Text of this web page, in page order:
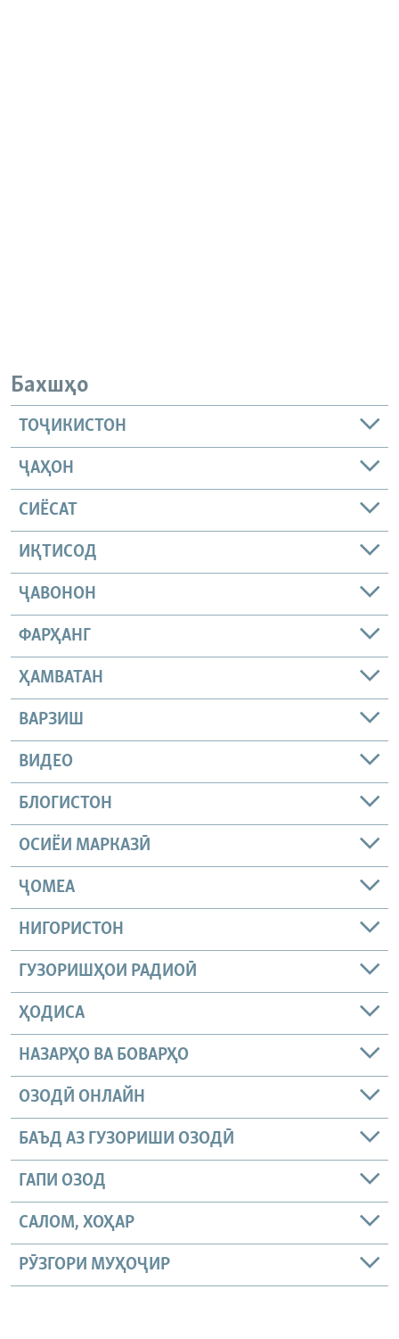
Бахшҳо
ТОҶИКИСТОН
ҶАҲОН
СИЁСАТ
ИҚТИСОД
ҶАВОНОН
ФАРҲАНГ
ҲАМВАТАН
ВАРЗИШ
ВИДЕО
БЛОГИСТОН
ОСИЁИ МАРКАЗӢ
ҶОМEА
НИГОРИСТОН
ГУЗОРИШҲОИ РАДИОӢ
ҲОДИСА
НАЗАРҲО ВА БОВАРҲО
ОЗОДӢ ОНЛАЙН
БАЪД АЗ ГУЗОРИШИ ОЗОДӢ
ГАПИ ОЗОД
САЛОМ, ХОҲАР
РӮЗГОРИ МУҲОҶИР